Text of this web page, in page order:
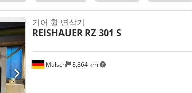
Malsch 8,864 km
기어 휠 연삭기
REISHAUER RZ 301 S